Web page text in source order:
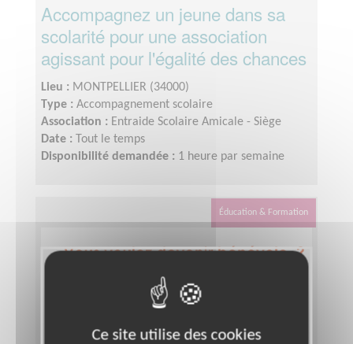
Accompagnez un jeune dans sa
scolarité pour une association
agissant pour l'égalité des chances
Lieu : MONTPELLIER (34000)
Type : Accompagnement scolaire
Association : Entraide Scolaire Amicale - Siège
Date :
Tout le temps
Disponibilité demandée : 1 heure par semaine
Éducation & Formation
Ce site utilise des cookies